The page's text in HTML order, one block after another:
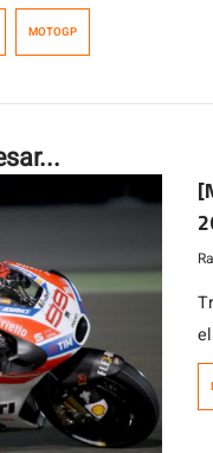
MOTOGP